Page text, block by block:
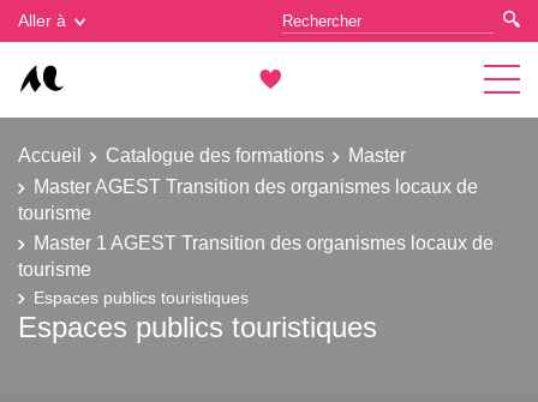
Aller à
Accueil Catalogue des formations
Master
Master AGEST Transition des organismes locaux de
tourisme
Master 1 AGEST Transition des organismes locaux de
tourisme
Espaces publics touristiques
Espaces publics touristiques
Gestion des cookies